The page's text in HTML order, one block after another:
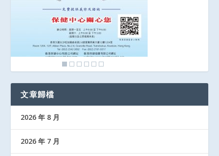
文章歸檔
2026 年 8 月
2026 年 7 月